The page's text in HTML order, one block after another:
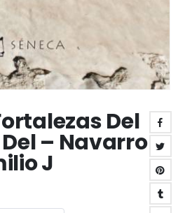
Del
– Navarro
J